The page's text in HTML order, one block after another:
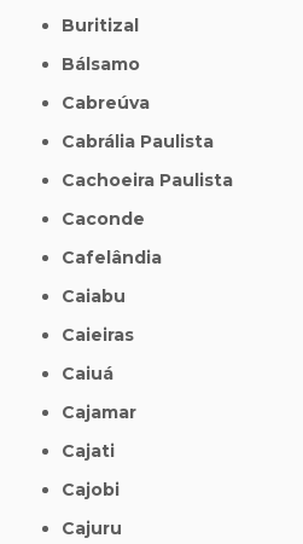
Buritizal
Bálsamo
Cabreúva
Cabrália Paulista
Cachoeira Paulista
Caconde
Cafelândia
Caiabu
Caieiras
Caiuá
Cajamar
Cajati
Cajobi
Cajuru